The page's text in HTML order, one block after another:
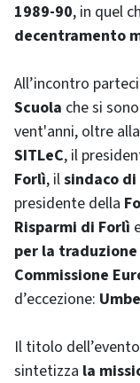
1989-90, in quel
decentramento
All’incontro
Scuola che si
vent'anni, oltre
SITLeC, il
Forlì, ilsindaco
presidente della
Risparmi di Forlì
per la
Commissione
d’eccezione:
Il titolo
sintetizza la